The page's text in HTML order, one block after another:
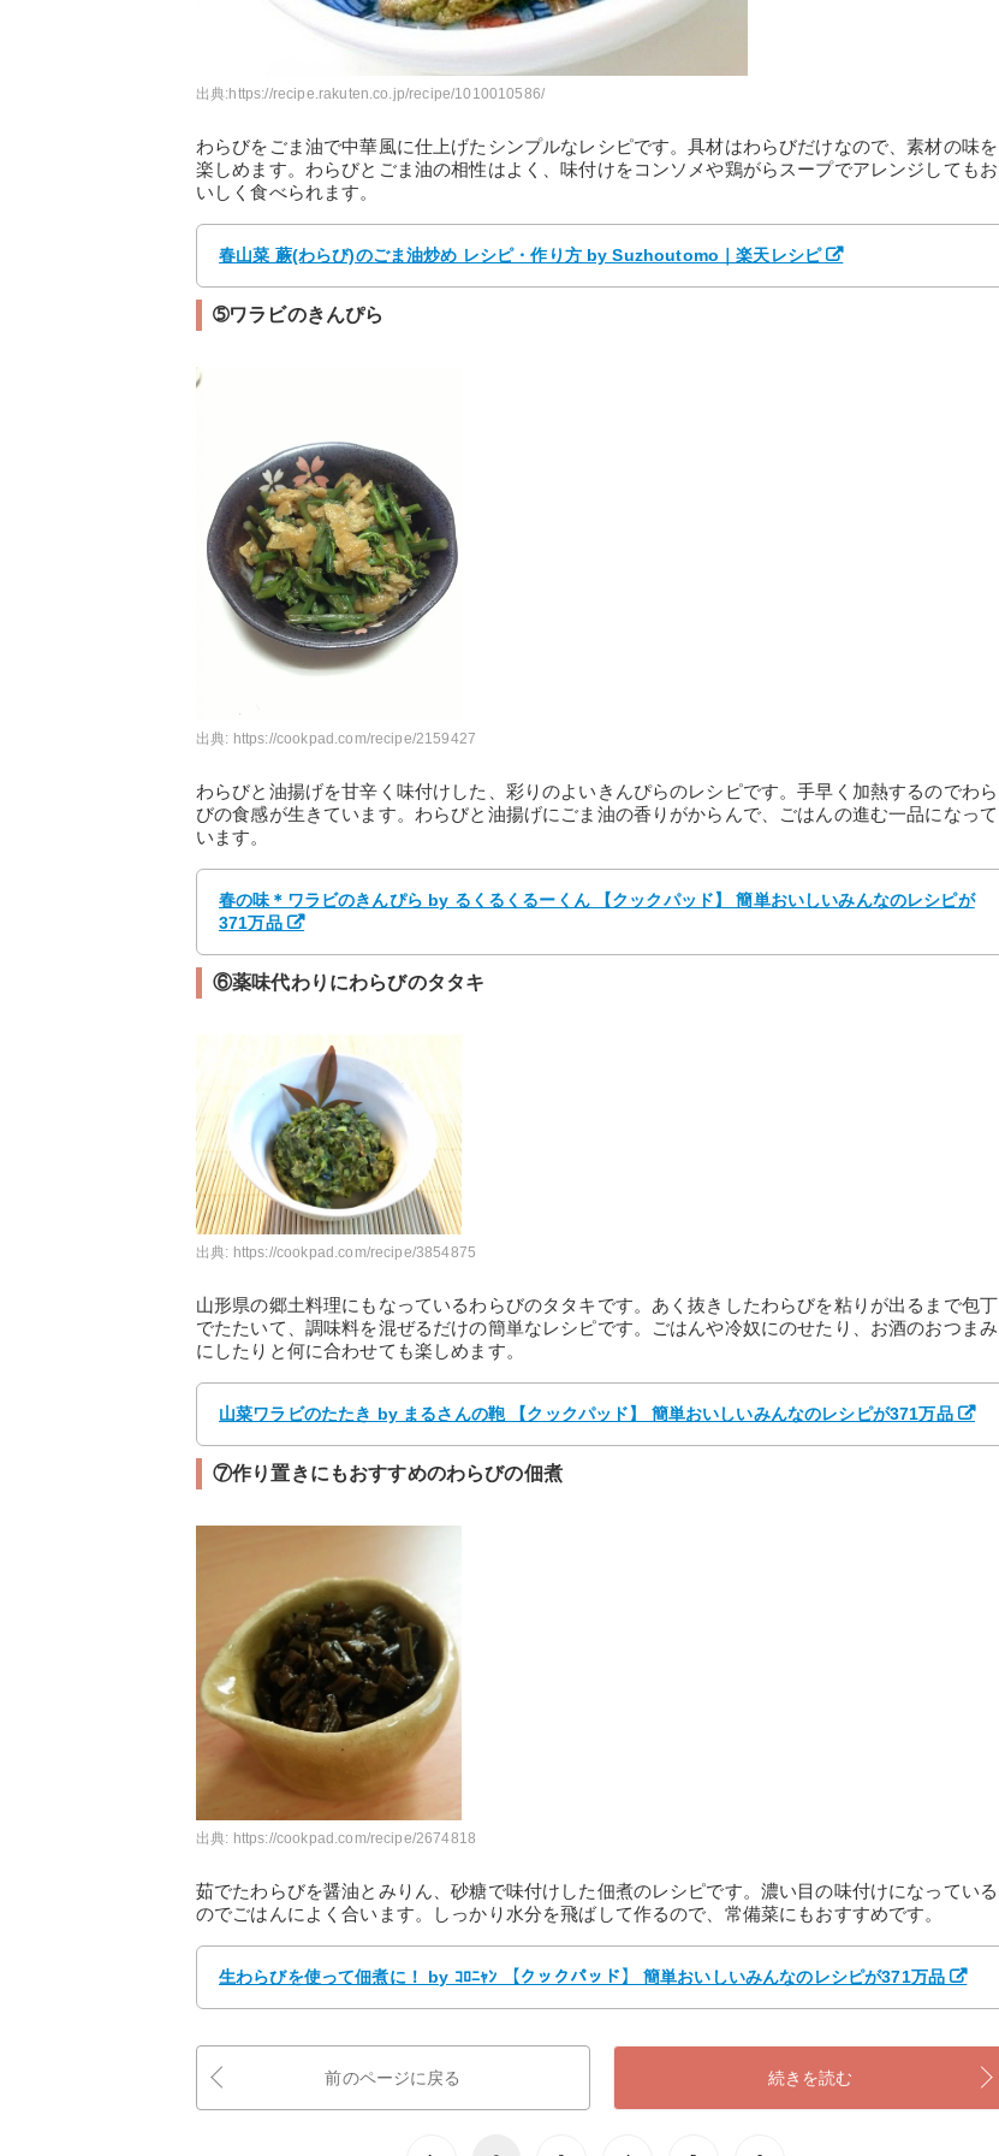
出典:https://recipe.rakuten.co.jp/recipe/1010010586/
わらびをごま油で中華風に仕上げたシンプルなレシピです。具材はわらびだけなので、素材の味を
楽しめます。わらびとごま油の相性はよく、味付けをコンソメや鶏がらスープでアレンジしてもお
いしく食べられます。
春山菜 蕨(わらび)のごま油炒め レシピ・作り方 by Suzhoutomo｜楽天レシピ
➄ワラビのきんぴら
出典: https://cookpad.com/recipe/2159427
わらびと油揚げを甘辛く味付けした、彩りのよいきんぴらのレシピです。手早く加熱するのでわら
びの食感が生きています。わらびと油揚げにごま油の香りがからんで、ごはんの進む一品になって
います。
春の味＊ワラビのきんぴら by るくるくるーくん 【クックパッド】 簡単おいしいみんなのレシピが
371万品
⑥薬味代わりにわらびのタタキ
出典: https://cookpad.com/recipe/3854875
山形県の郷土料理にもなっているわらびのタタキです。あく抜きしたわらびを粘りが出るまで包丁
でたたいて、調味料を混ぜるだけの簡単なレシピです。ごはんや冷奴にのせたり、お酒のおつまみ
にしたりと何に合わせても楽しめます。
山菜ワラビのたたき by まるさんの鞄 【クックパッド】 簡単おいしいみんなのレシピが371万品
⑦作り置きにもおすすめのわらびの佃煮
出典: https://cookpad.com/recipe/2674818
茹でたわらびを醤油とみりん、砂糖で味付けした佃煮のレシピです。濃い目の味付けになっている
のでごはんによく合います。しっかり水分を飛ばして作るので、常備菜にもおすすめです。
生わらびを使って佃煮に！ by ｺﾛﾆｬﾝ 【クックパッド】 簡単おいしいみんなのレシピが371万品
前のページに戻る 続きを読む